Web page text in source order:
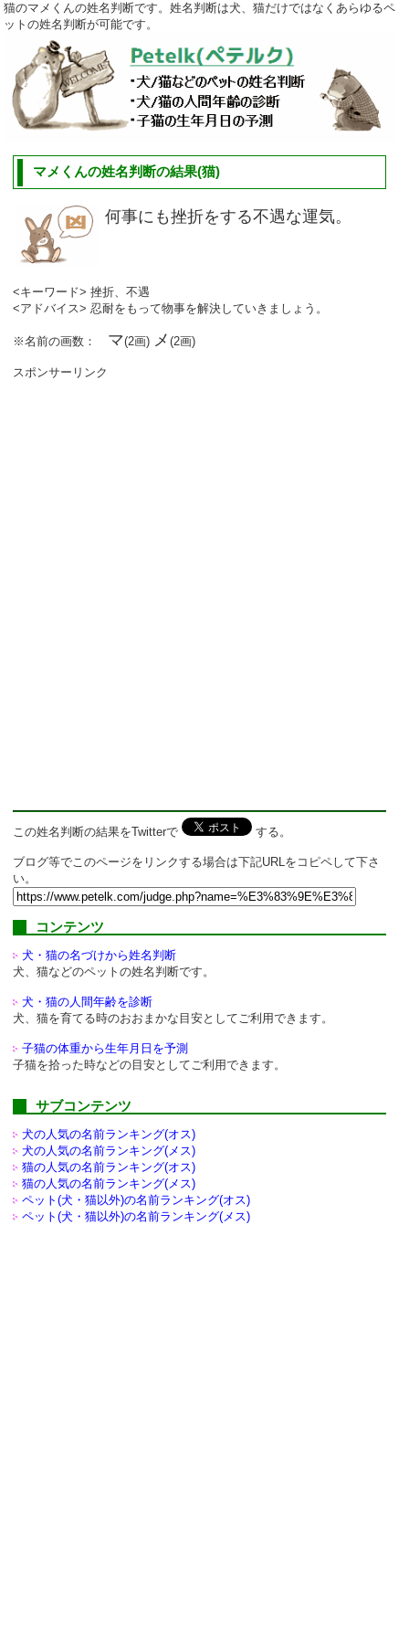
猫のマメくんの姓名判断です。姓名判断は犬、猫だけではなくあらゆるペ
ットの姓名判断が可能です。
マメくんの姓名判断の結果(猫)
何事にも挫折をする不遇な運気。
<キーワード> 挫折、不遇
<アドバイス> 忍耐をもって物事を解決していきましょう。
※名前の画数： マ(2画) メ(2画)
スポンサーリンク
この姓名判断の結果をTwitterで する。
ブログ等でこのページをリンクする場合は下記URLをコピペして下さ
い。
コンテンツ
犬・猫の名づけから姓名判断
犬、猫などのペットの姓名判断です。
犬・猫の人間年齢を診断
犬、猫を育てる時のおおまかな目安としてご利用できます。
子猫の体重から生年月日を予測
子猫を拾った時などの目安としてご利用できます。
サブコンテンツ
犬の人気の名前ランキング(オス)
犬の人気の名前ランキング(メス)
猫の人気の名前ランキング(オス)
猫の人気の名前ランキング(メス)
ペット(犬・猫以外)の名前ランキング(オス)
ペット(犬・猫以外)の名前ランキング(メス)